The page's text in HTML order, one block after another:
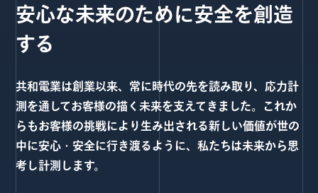
安心な未来のために安全を創造
する
共和電業は創業以来、常に時代の先を読み取り、応力計
測を通してお客様の描く未来を支えてきました。これか
らもお客様の挑戦により生み出される新しい価値が世の
中に安心・安全に行き渡るように、私たちは未来から思
考し計測します。